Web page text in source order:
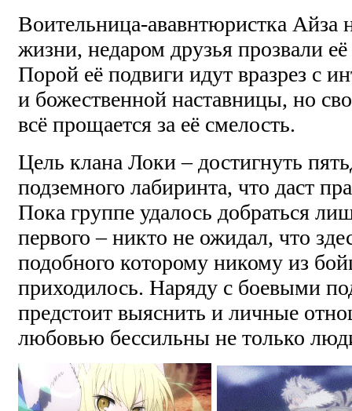
Воительница-ававнтюристка Айза
жизни, недаром друзья прозвали
Порой её подвиги идут вразрез с
и божественной наставницы, но
всё прощается за её смелость.
Цель клана Локи – достигнуть
подземного лабиринта, что даст
Пока группе удалось добраться
первого – никто не ожидал, что
подобного которому никому из
приходилось. Наряду с боевыми
предстоит выяснить и личные
любовью бессильны не только